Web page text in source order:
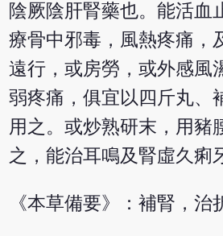
陰厥陰肝腎藥也。能活血
療骨中邪毒，風熱疼痛，
遠行，或房勞，或外感風
弱疼痛，俱宜以四斤丸、
用之。或炒熟研末，用豬
之，能治耳鳴及腎虛久痢
《本草備要》：補腎，治